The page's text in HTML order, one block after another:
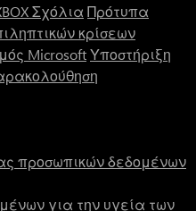
Σχόλια Πρότυπα
κρίσεων
MicrosoftΥποστήριξη
προσωπικών δεδομένων
για την υγεία των